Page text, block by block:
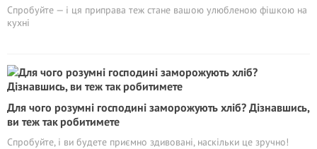
Спробуйте — і ця приправа теж стане вашою улюбленою фішкою на
кухні
Для чого розумні господині заморожують хліб? Дізнавшись,
ви теж так робитимете
Спробуйте, і ви будете приємно здивовані, наскільки це зручно!